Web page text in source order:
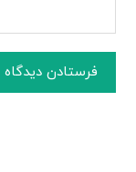
فرستادن دیدگاه